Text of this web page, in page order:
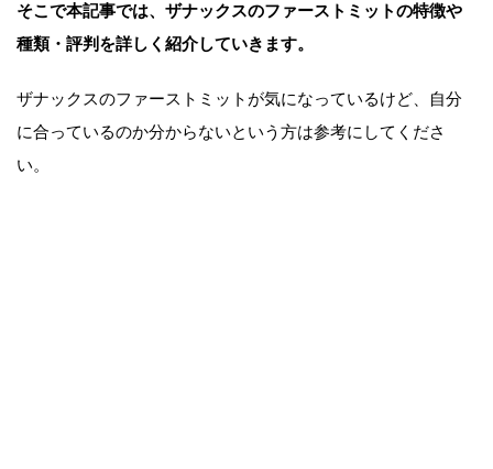
そこで本記事では、ザナックスのファーストミットの特徴や
種類・評判を詳しく紹介していきます。
ザナックスのファーストミットが気になっているけど、自分
に合っているのか分からないという方は参考にしてくださ
い。